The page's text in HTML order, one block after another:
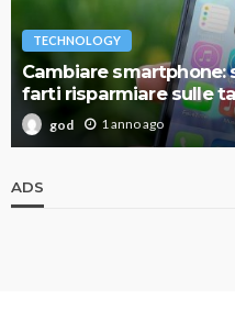
TECHNOLOGY
Cambiare smartphone:
farti risparmiare sulle
god 1 anno ago
ADS